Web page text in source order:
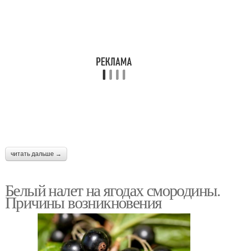
читать дальше →
Белый налет на ягодах смородины.
Причины возникновения